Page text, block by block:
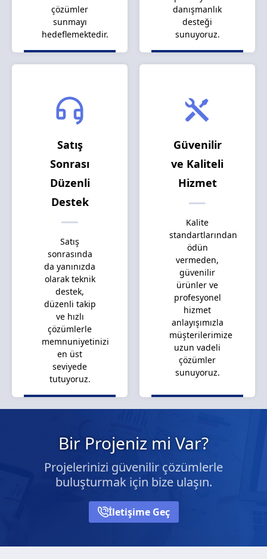
çözümler
sunmayı
hedeflemektedir.
danışmanlık
desteği
sunuyoruz.
Satış
Sonrası
Düzenli
Destek
Satış
sonrasında
da yanınızda
olarak teknik
destek,
düzenli takip
ve hızlı
çözümlerle
memnuniyetinizi
en üst
seviyede
tutuyoruz.
Güvenilir
ve Kaliteli
Hizmet
Kalite
standartlarından
ödün
vermeden,
güvenilir
ürünler ve
profesyonel
hizmet
anlayışımızla
müşterilerimize
uzun vadeli
çözümler
sunuyoruz.
Bir Projeniz mi Var?
Projelerinizi güvenilir çözümlerle
buluşturmak için bize ulaşın.
İletişime Geç